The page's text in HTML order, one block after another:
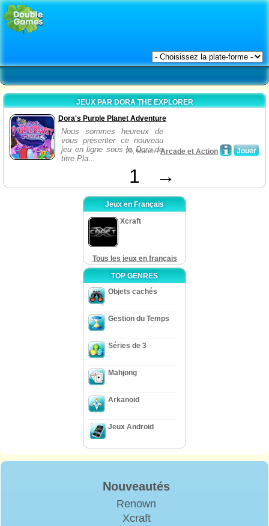
JEUX PAR DORA THE EXPLORER
Dora's Purple Planet Adventure
Nous sommes heureux de
vous présenter ce nouveau
jeu en ligne sous le Dora de
titre Pla...
Jouer
29, March /Arcade et Action
1 →
Jeux en Français
Xcraft
Tous les jeux en français
TOP GENRES
Objets cachés
Gestion du Temps
Séries de 3
Mahjong
Arkanoid
Jeux Android
Nouveautés
Renown
Xcraft